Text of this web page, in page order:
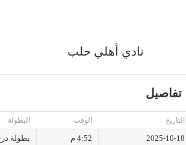
نادي أهلي حلب
تفاصيل
التاريخ الوقت البطولة
2025-10-18 4:52 م بطولة